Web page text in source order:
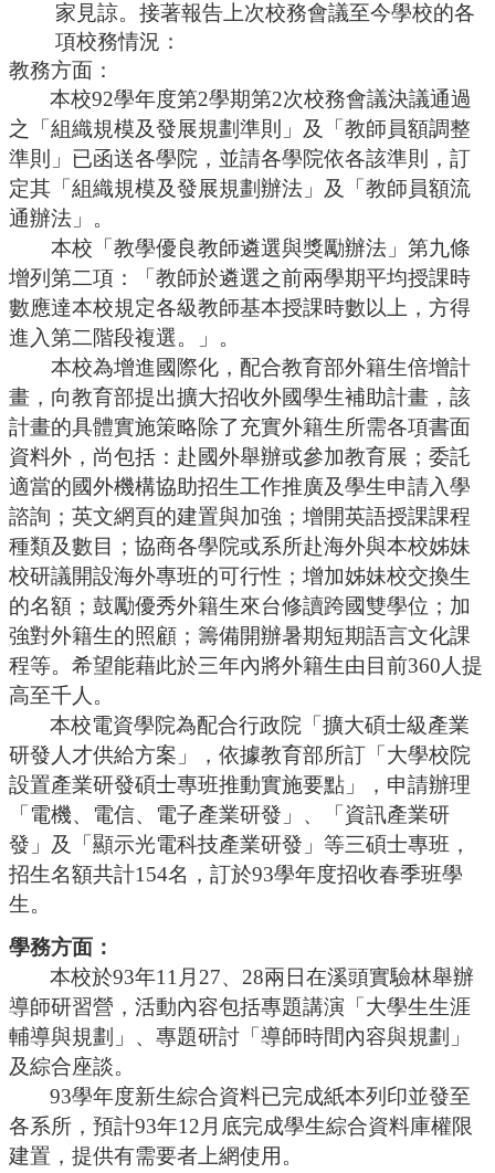
政
會
議
校
務
議
校
務
規
劃
委
員
會
綜
合
會
議
紀
錄
搜
尋
其
它
業
務
相
關
活
家見諒。接著報告上次校務會議至今學校的各
項校務情況 ：
教務方面：
本校92學年度第2學期第2次校務會議決議通過
之「組織規模及發展規劃準則」及「教師員額調整
準則」已函送各學院，並請各學院依各該準則，訂
定其「組織規模及發展規劃辦法」及「教師員額流
通辦法」。
本校「教學優良教師遴選與獎勵辦法」第九條
增列第二項：「教師於遴選之前兩學期平均授課時
數應達本校規定各級教師基本授課時數以上，方得
進入第二階段複選。
」。
本校為增進國際化，配合教育部外籍生倍增計
畫，向教育部提出擴大招收外國學生補助計畫，該
計畫的具體實施策略除了充實外籍生所需各項書面
資料外，尚包括：赴國外舉辦或參加教育展；委託
適當的國外機構協助招生工作推廣及學生申請入學
諮詢；英文網頁的建置與加強；增開英語授課課程
種類及數目；協商各學院或系所赴海外與本校姊妹
校研議開設海外專班的可行性；增加姊妹校交換生
的名額；鼓勵優秀外籍生來台修讀跨國雙學位；加
強對外籍生的照顧；籌備開辦暑期短期語言文化課
程等。希望能藉此於三年內將外籍生由目前360人提
高至千人。
本校電資學院為配合行政院「擴大碩士級產業
研發人才供給方案」，依據教育部所訂「大學校院
設置產業研發碩士專班推動實施要點」，申請辦理
「電機、電信、電子產業研發」、「資訊產業研
發」及「顯示光電科技產業研發」等三碩士專班，
招生名額共計154名，訂於93學年度招收春季班學
生。
學務方面：
本校於93年11月27、28兩日在溪頭實驗林舉辦
導師研習營，活動內容包括專題講演「大學生生涯
輔導與規劃」、專題研討「導師時間內容與規劃」
及綜合座談。
93學年度新生綜合資料已完成紙本列印並發至
各系所，預計93年12月底完成學生綜合資料庫權限
建置，提供有需要者上網使用。